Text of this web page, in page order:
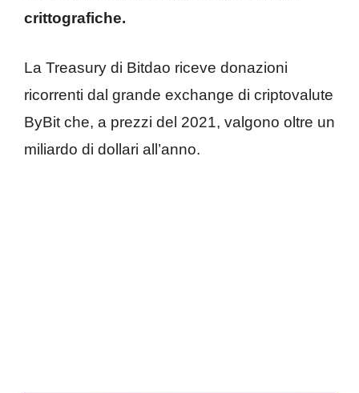
crittografiche.
La Treasury di Bitdao riceve donazioni
ricorrenti dal grande exchange di criptovalute
ByBit che, a prezzi del 2021, valgono oltre un
miliardo di dollari all’anno.